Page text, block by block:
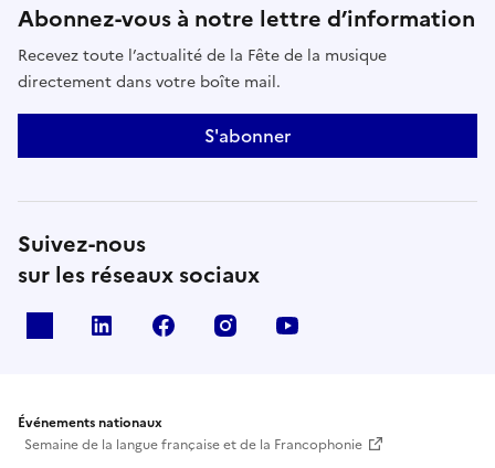
Abonnez-vous à notre lettre d’information
Recevez toute l’actualité de la Fête de la musique
directement dans votre boîte mail.
S'abonner
Suivez-nous
sur les réseaux sociaux
Linkedin Facebook Instagram
Événements nationaux
Semaine de la langue française et de la Francophonie